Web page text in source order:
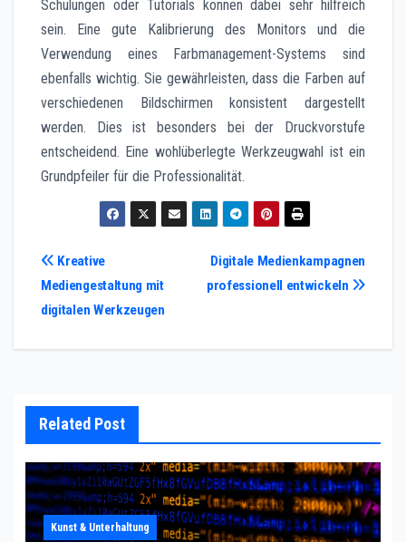
Schulungen oder Tutorials können dabei sehr hilfreich
sein. Eine gute Kalibrierung des Monitors und die
Verwendung eines Farbmanagement-Systems sind
ebenfalls wichtig. Sie gewährleisten, dass die Farben auf
verschiedenen Bildschirmen konsistent dargestellt
werden. Dies ist besonders bei der Druckvorstufe
entscheidend. Eine wohlüberlegte Werkzeugwahl ist ein
Grundpfeiler für die Professionalität.
Post
navigation
Digitale Medienkampagnen
professionell entwickeln
Kreative
Mediengestaltung mit
digitalen Werkzeugen
Related Post
Kunst & Unterhaltung